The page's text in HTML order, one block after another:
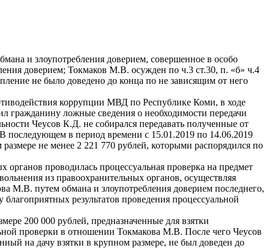
и злоупотребления доверием, совершенное в особо
доверием; Токмаков М.В. осужден по ч.3 ст.30, п. «б» ч.4
не было доведено до конца по не зависящим от него
коррупции МВД по Республике Коми, в ходе
гражданину ложные сведения о необходимости передачи
Чеусов К.Д. не собирался передавать полученные от
последующем в период времени с 15.01.2019 по 14.06.2019
не менее 2 221 770 рублей, которыми распорядился по
проводилась процессуальная проверка на предмет
из правоохранительных органов, осуществляя
М.В. путем обмана и злоупотребления доверием последнего,
результатов проведения процессуальной
200 000 рублей, предназначенные для взятки
проверки в отношении Токмакова М.В. После чего Чеусов
на дачу взятки в крупном размере, не был доведен до